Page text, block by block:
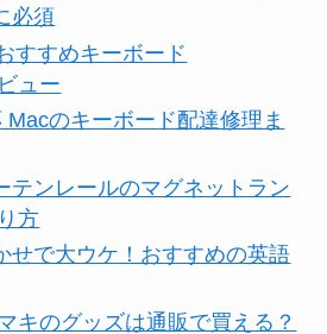
必須
すすめキーボード
ュー
のキーボード配達修理ま
テンレールのマグネットラン
方
せで大ウケ！おすすめの英語
キのグッズは通販で買える？